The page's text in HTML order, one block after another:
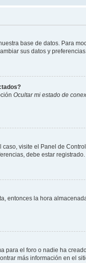
base de datos. Para
sus datos y
Ocultar mi estado de
visite el Panel de
debe estar
entonces la hora
el foro o nadie ha
más información en el